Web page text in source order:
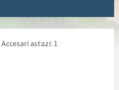
Accesari astazi: 1